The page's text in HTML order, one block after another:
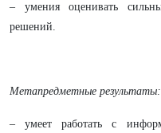
– умения оценивать
решений.
Метапредметные результаты:
– умеет работать с